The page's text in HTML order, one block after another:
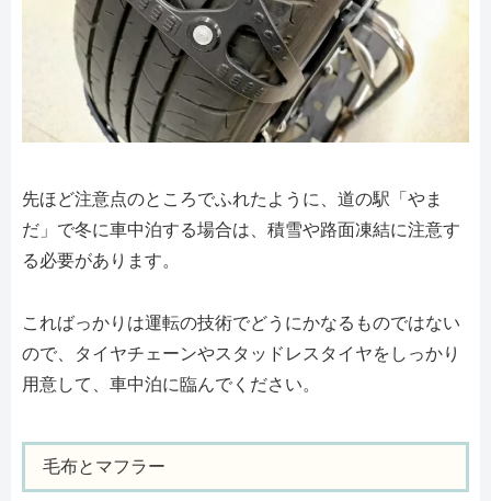
先ほど注意点のところでふれたように、道の駅「やま
だ」で冬に車中泊する場合は、積雪や路面凍結に注意す
る必要があります。
こればっかりは運転の技術でどうにかなるものではない
ので、タイヤチェーンやスタッドレスタイヤをしっかり
用意して、車中泊に臨んでください。
毛布とマフラー